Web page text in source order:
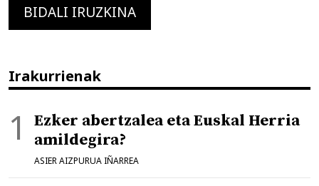
Irakurrienak
Ezker abertzalea eta Euskal Herria
amildegira?
ASIER AIZPURUA IÑARREA